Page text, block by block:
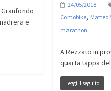
e
24/05/2018
Comobike, Matteo
marathon
A Rezzato in
quarta tappa
Leggi il seguito